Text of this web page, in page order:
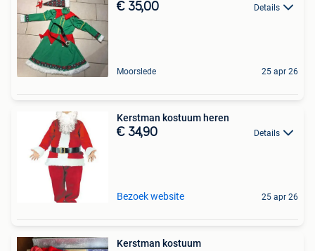
€ 35,00 Details
Moorslede 25 apr 26
Kerstman kostuum heren
€ 34,90 Details
Bezoek website 25 apr 26
Kerstman kostuum